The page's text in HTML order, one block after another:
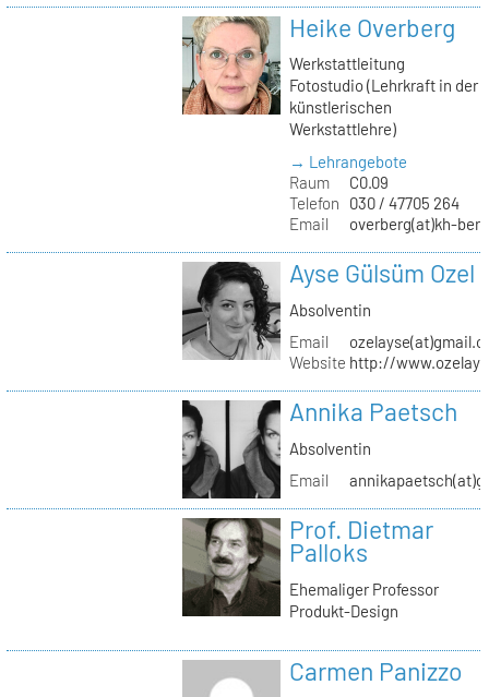
Heike Overberg
Werkstattleitung
Fotostudio (Lehrkraft in der
künstlerischen
Werkstattlehre)
→ Lehrangebote
Raum
C0.09
Telefon
030 / 47705 264
Email
overberg(at)kh-
Ayse Gülsüm Ozel
Absolventin
Email
Website http://
Annika Paetsch
Absolventin
Email
Prof. Dietmar
Palloks
Ehemaliger Professor
Produkt-Design
Carmen Panizzo